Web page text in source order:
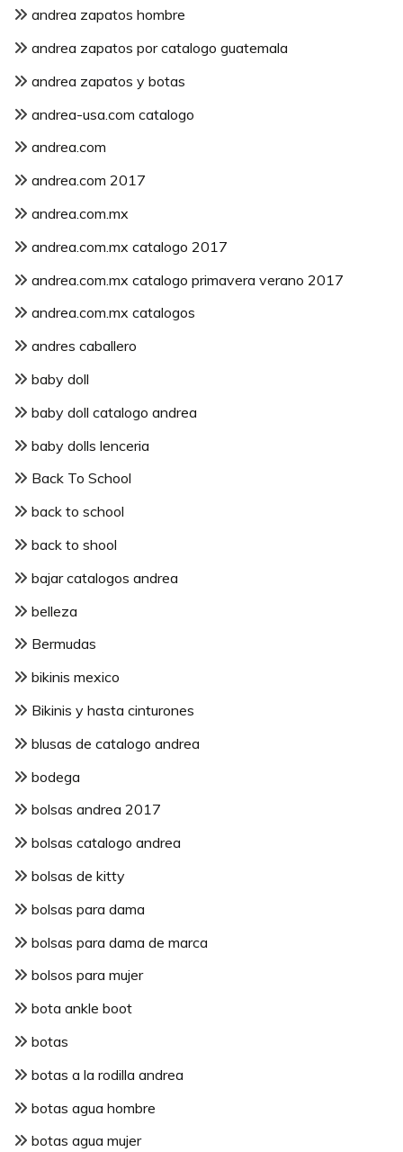
andrea zapatos hombre
andrea zapatos por catalogo guatemala
andrea zapatos y botas
andrea-usa.com catalogo
andrea.com
andrea.com 2017
andrea.com.mx
andrea.com.mx catalogo 2017
andrea.com.mx catalogo primavera verano 2017
andrea.com.mx catalogos
andres caballero
baby doll
baby doll catalogo andrea
baby dolls lenceria
Back To School
back to school
back to shool
bajar catalogos andrea
belleza
Bermudas
bikinis mexico
Bikinis y hasta cinturones
blusas de catalogo andrea
bodega
bolsas andrea 2017
bolsas catalogo andrea
bolsas de kitty
bolsas para dama
bolsas para dama de marca
bolsos para mujer
bota ankle boot
botas
botas a la rodilla andrea
botas agua hombre
botas agua mujer